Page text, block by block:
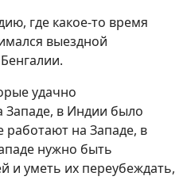
где какое-то время
выездной
удачно
Западе, в Индии было
на Западе, в
нужно быть
и уметь их переубеждать,